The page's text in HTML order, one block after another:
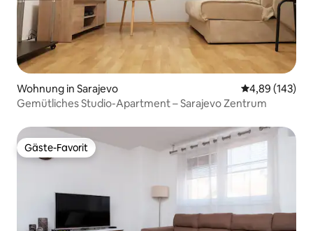
Wohnung in Sarajevo
4,89 (143)
Gemütliches Studio-Apartment – Sarajevo Zentrum
Gäste-Favorit
Gäste-Favorit